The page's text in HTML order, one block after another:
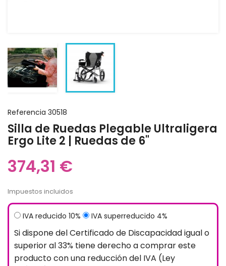
Referencia 30518
Silla de Ruedas Plegable Ultraligera
Ergo Lite 2 | Ruedas de 6"
374,31 €
Impuestos incluidos
IVA reducido 10% IVA superreducido 4%
Si dispone del Certificado de Discapacidad igual o
superior al 33% tiene derecho a comprar este
producto con una reducción del IVA (Ley